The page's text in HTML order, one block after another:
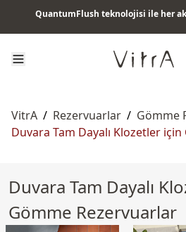
QuantumFlush teknolojisi ile her
VitrA / Rezervuarlar / Gömme
Duvara Tam Dayalı Klozetler
Duvara Tam Dayalı
Gömme Rezervuarlar